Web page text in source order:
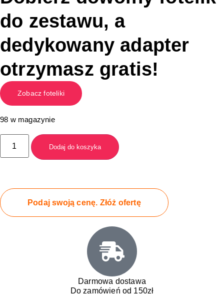
do zestawu, a
dedykowany adapter
otrzymasz gratis!
Zobacz foteliki
98 w magazynie
Podaj swoją cenę. Złóż ofertę
Dodaj do koszyka
Darmowa dostawa
Do zamówień od 150zł